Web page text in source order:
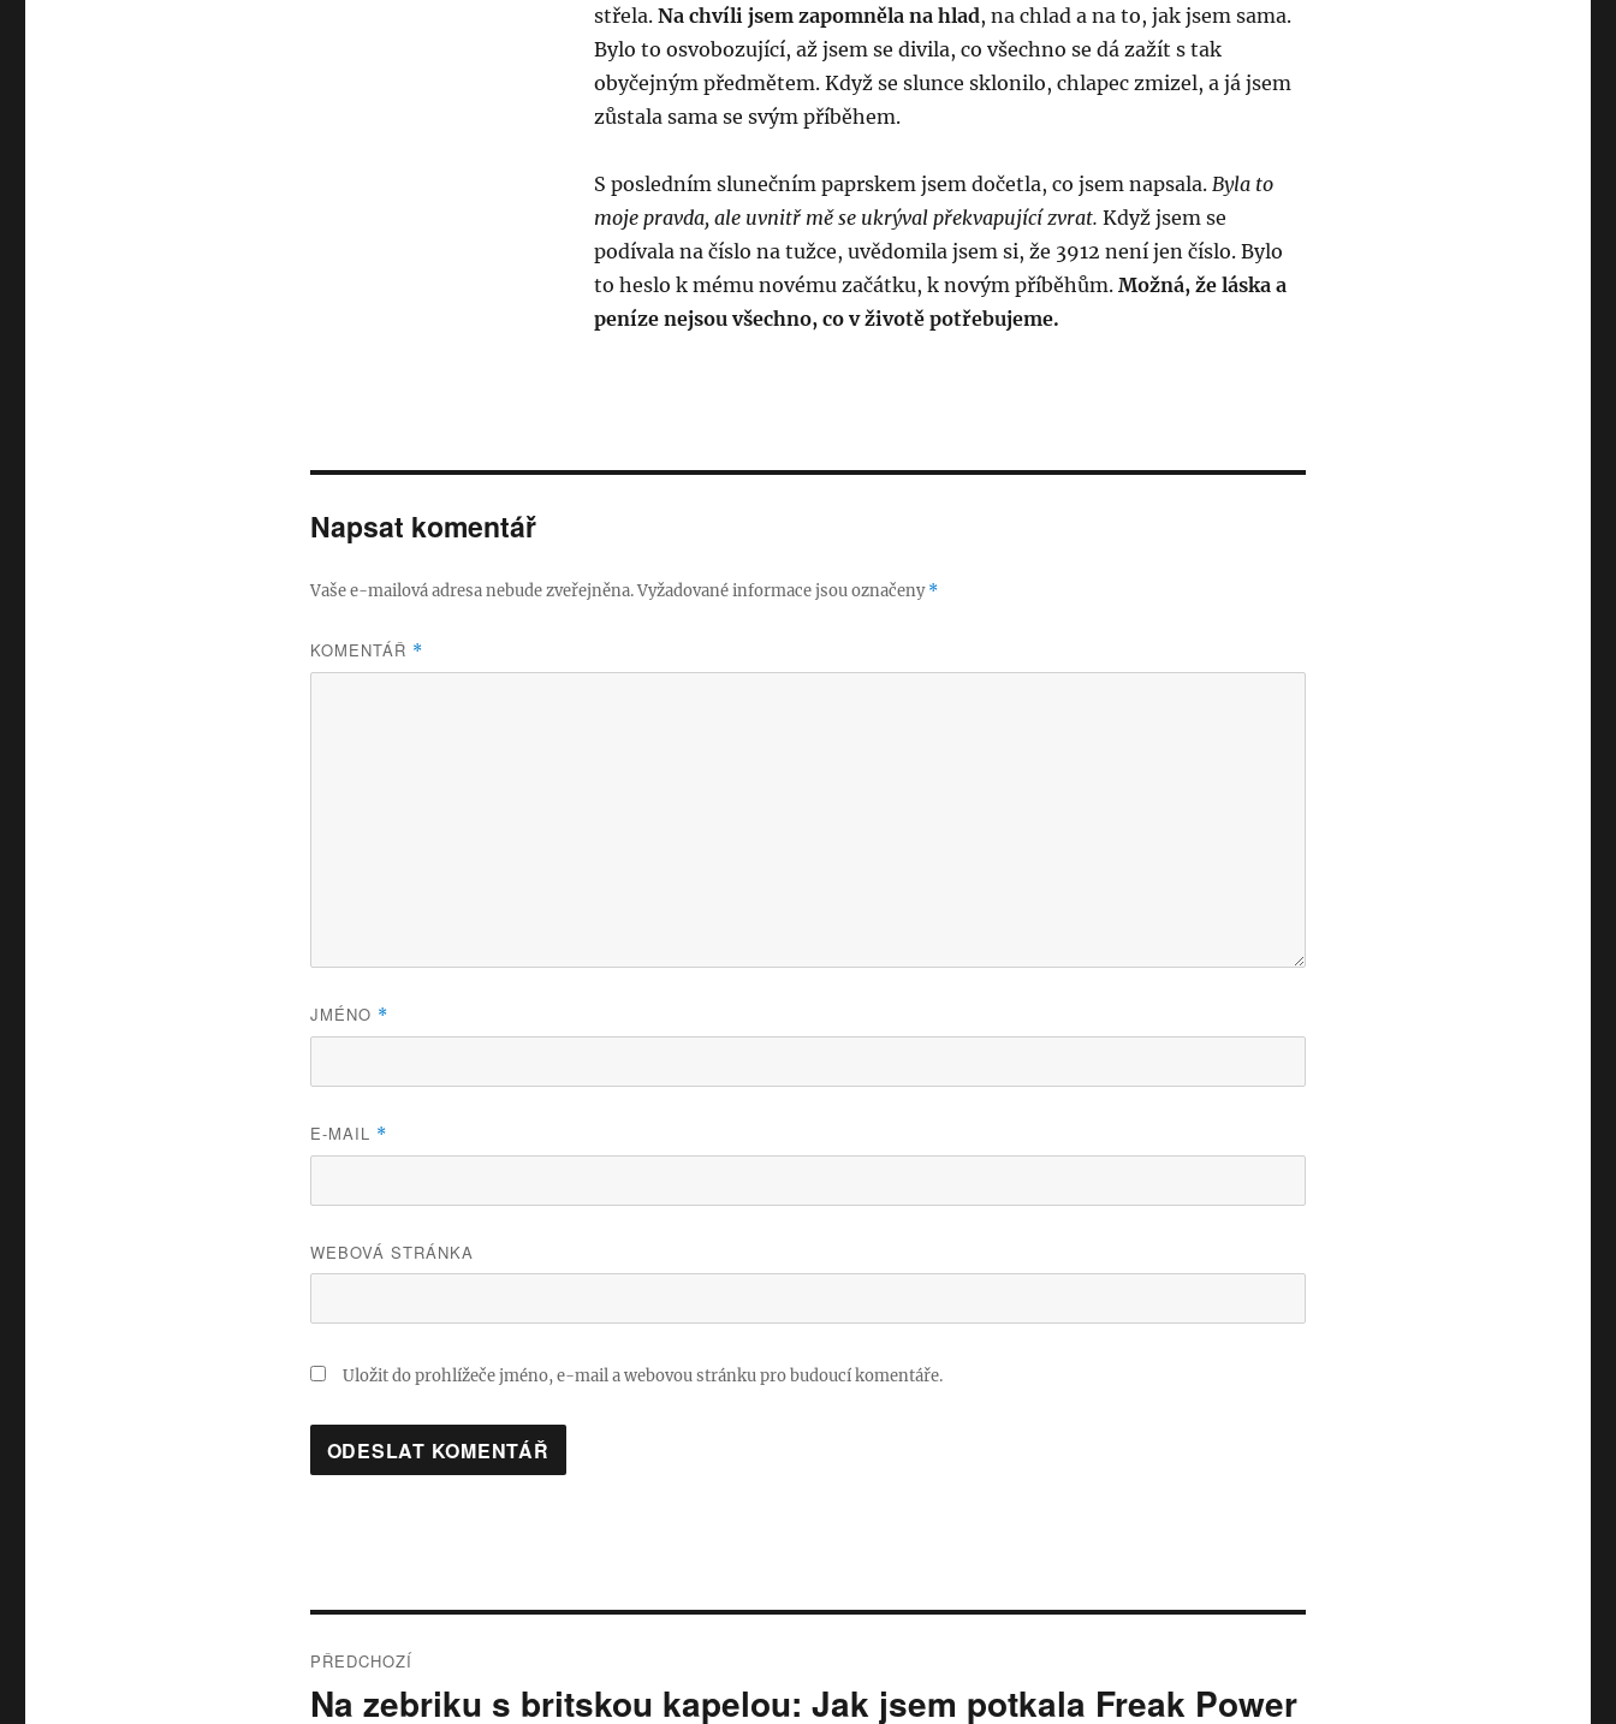
střela.Na chvíli jsem zapomněla na hlad, na chlad a na to, jak jsem sama.
Bylo to osvobozující, až jsem se divila, co všechno se dá zažít s tak
obyčejným předmětem. Když se slunce sklonilo, chlapec zmizel, a já jsem
zůstala sama se svým příběhem.
S posledním slunečním paprskem jsem dočetla, co jsem napsala.Byla to
moje pravda, ale uvnitř mě se ukrýval překvapující zvrat. Když jsem se
podívala na číslo na tužce, uvědomila jsem si, že 3912 není jen číslo. Bylo
to heslo k mému novému začátku, k novým příběhům.Možná, že láska a
peníze nejsou všechno, co v životě potřebujeme.
Napsat komentář
Vaše e-mailová adresa nebude zveřejněna.Vyžadované informace jsou označeny*
KOMENTÁŘ *
JMÉNO *
E-MAIL *
WEBOVÁ STRÁNKA
Uložit do prohlížeče jméno, e-mail a webovou stránku pro budoucí komentáře.
pro
PŘEDCHOZÍ
Předchozí
Na zebriku s britskou kapelou: Jak jsem potkala Freak Power